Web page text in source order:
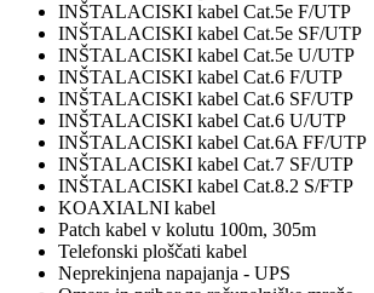
INŠTALACISKI kabel Cat.5e F/UTP
INŠTALACISKI kabel Cat.5e SF/UTP
INŠTALACISKI kabel Cat.5e U/UTP
INŠTALACISKI kabel Cat.6 F/UTP
INŠTALACISKI kabel Cat.6 SF/UTP
INŠTALACISKI kabel Cat.6 U/UTP
INŠTALACISKI kabel Cat.6A FF/UTP
INŠTALACISKI kabel Cat.7 SF/UTP
INŠTALACISKI kabel Cat.8.2 S/FTP
KOAXIALNI kabel
Patch kabel v kolutu 100m, 305m
Telefonski ploščati kabel
Neprekinjena napajanja - UPS